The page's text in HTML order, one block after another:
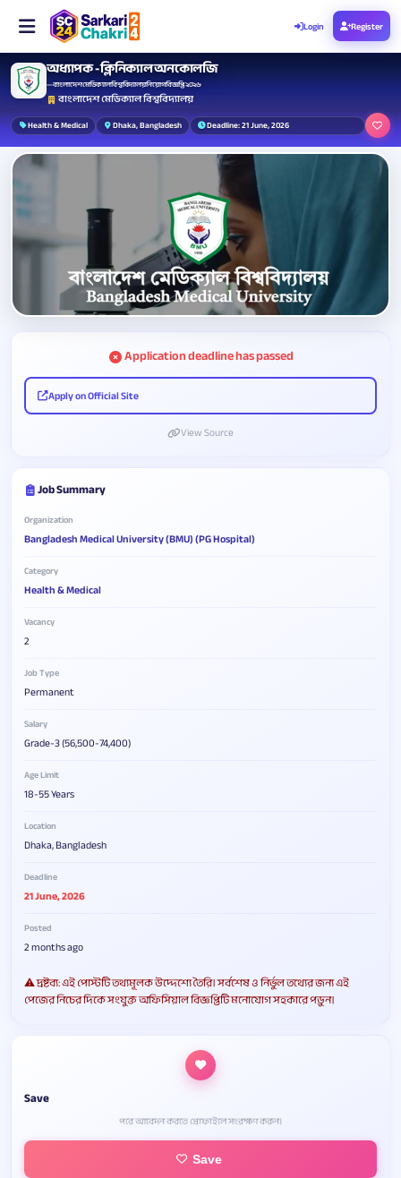
Login Register
অধ্যাপক - ক্লিনিক্যাল অনকোলজি
— বাংলাদেশ মেডিক্যাল বিশ্ববিদ্যালয় নিয়োগ বিজ্ঞপ্তি ২০২৬
বাংলাদেশ মেডিক্যাল বিশ্ববিদ্যালয়
Health & Medical Dhaka, Bangladesh Deadline: 21 June, 2026
Application deadline has passed
Apply on Official Site
View Source
Job Summary
Organization
Bangladesh Medical University (BMU) (PG Hospital)
Category
Health & Medical
Vacancy
2
Job Type
Permanent
Salary
Grade-3 (56,500-74,400)
Age Limit
18-55 Years
Location
Dhaka, Bangladesh
Deadline
21 June, 2026
Posted
2 months ago
⚠️ দ্রষ্টব্য: এই পোস্টটি তথ্যমূলক উদ্দেশ্যে তৈরি। সর্বশেষ ও নির্ভুল তথ্যের জন্য এই
পেজের নিচের দিকে সংযুক্ত অফিসিয়াল বিজ্ঞপ্তিটি মনোযোগ সহকারে পড়ুন।
Save
পরে আবেদন করতে প্রোফাইলে সংরক্ষণ করুন।
Save